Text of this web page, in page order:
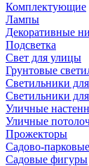
Комплектующие
Лампы
Декоративные
Подсветка
Свет для улицы
Грунтовые
Светильники
Светильники
Уличные
Уличные
Прожекторы
Садово-
Садовые фигуры